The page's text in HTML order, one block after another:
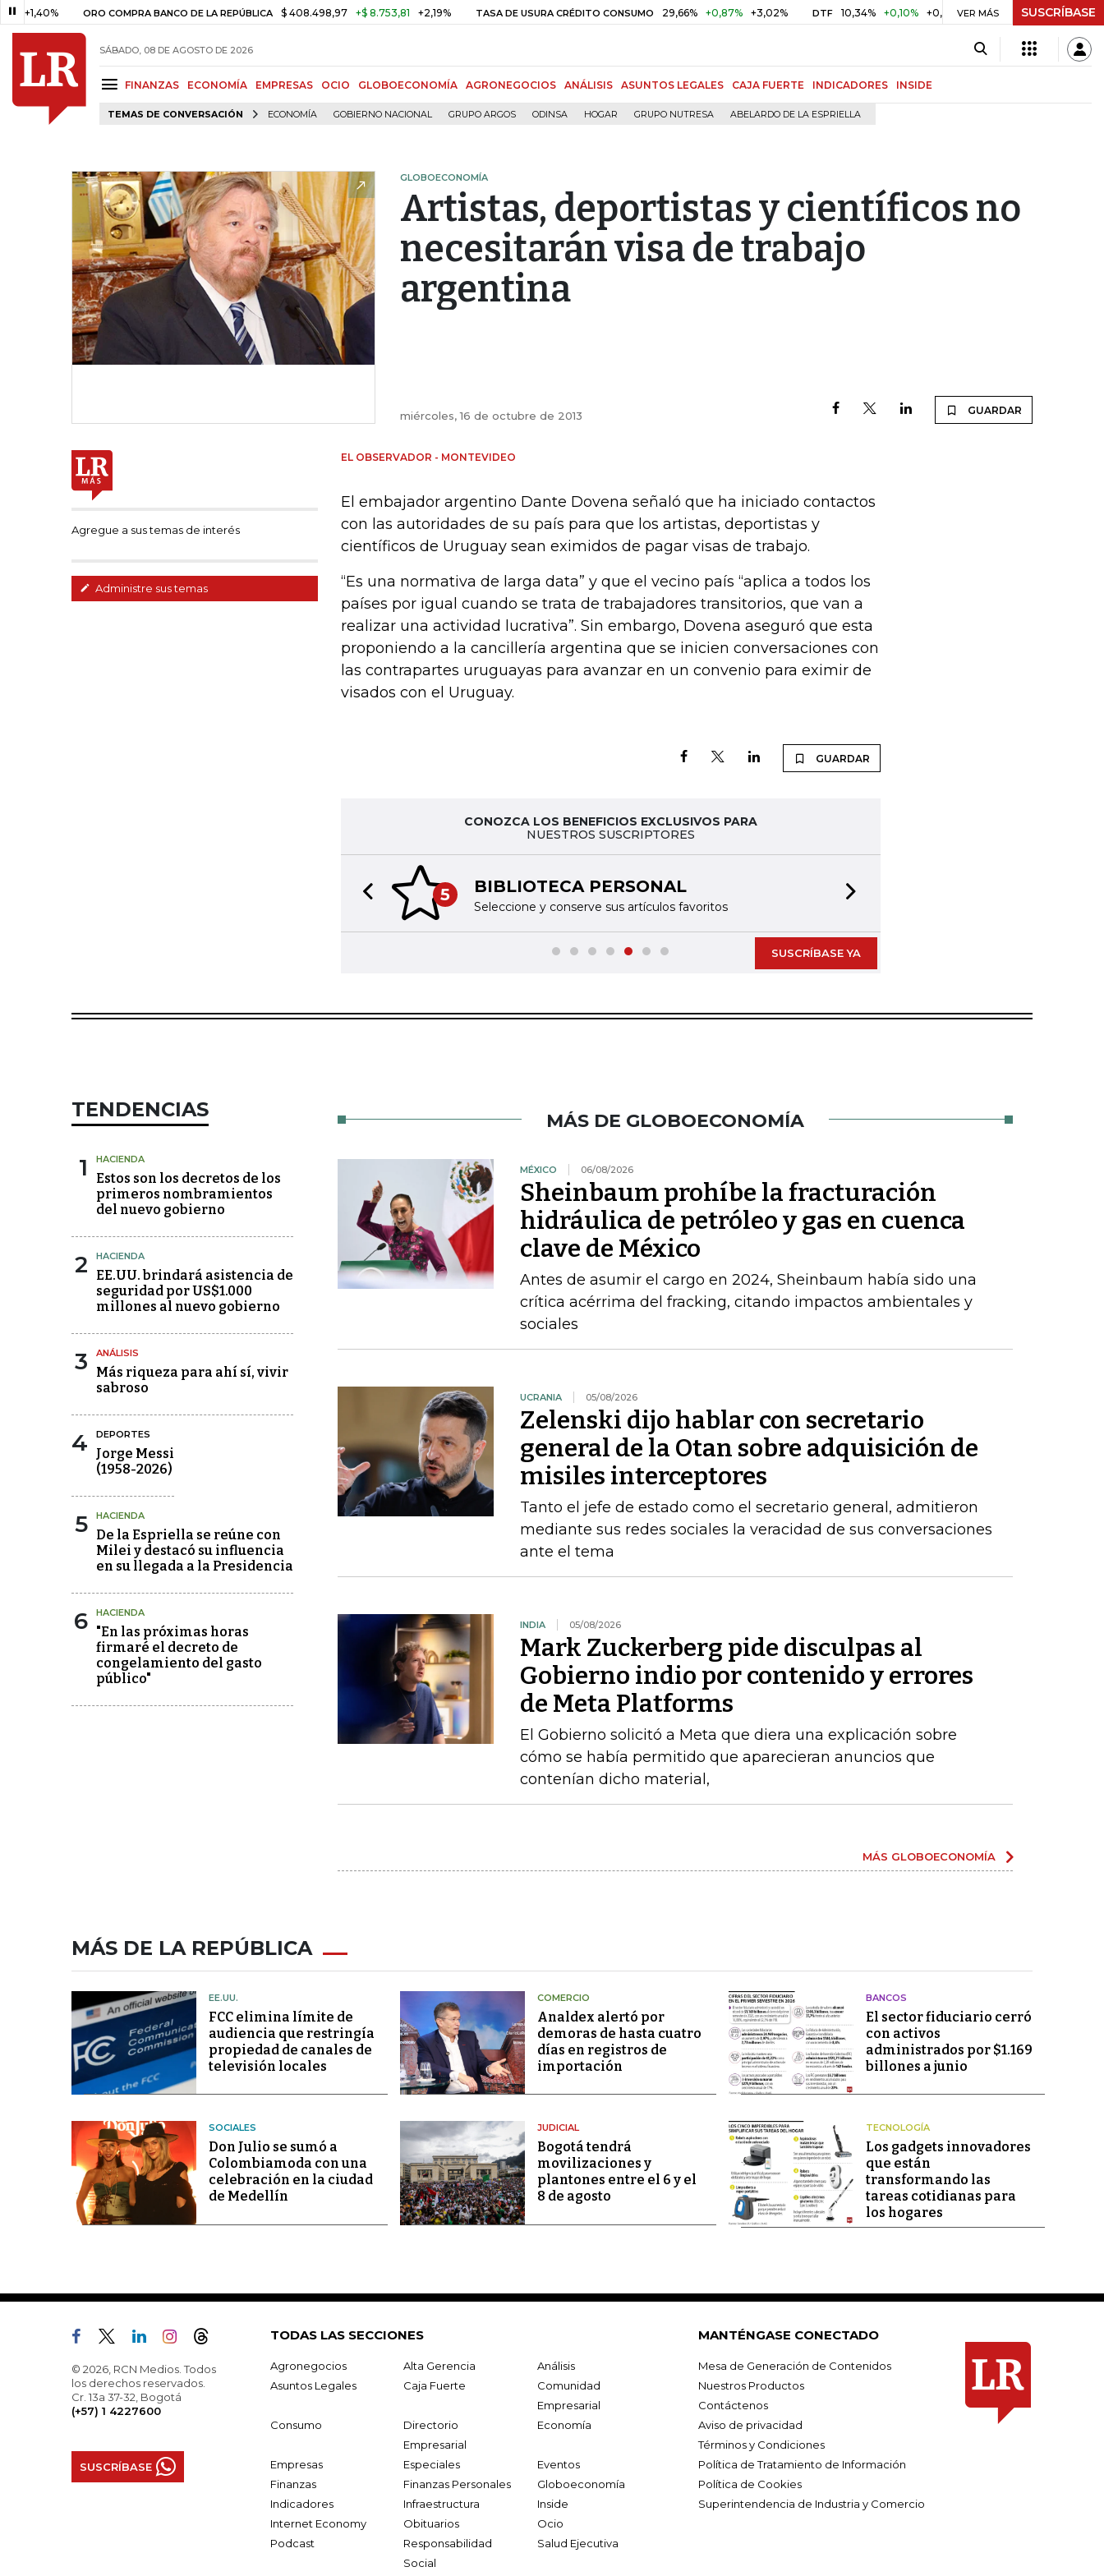
ORO COMPRA BANCO DE LA REPÚBLICA $ 408.498,97 +$ 8.753,81 +2,19% TASA DE USURA CRÉDITO CONSUMO 29,66% +0,87% +3,02% DTF 10,34% +0,10% +0,98% UVR $ 416,96 +$ 0,05
VER MÁS SUSCRÍBASE
SÁBADO, 08 DE AGOSTO DE 2026
FINANZAS ECONOMÍA EMPRESAS OCIO GLOBOECONOMÍA AGRONEGOCIOS ANÁLISIS ASUNTOS LEGALES CAJA FUERTE INDICADORES INSIDE
TEMAS DE CONVERSACIÓN ECONOMÍA GOBIERNO NACIONAL GRUPO ARGOS ODINSA HOGAR GRUPO NUTRESA ABELARDO DE LA ESPRIELLA
GLOBOECONOMÍA
Artistas, deportistas y científicos no
necesitarán visa de trabajo
argentina
miércoles, 16 de octubre de 2013 GUARDAR
Agregue a sus temas de interés
Administre sus temas
EL OBSERVADOR - MONTEVIDEO
El embajador argentino Dante Dovena señaló que ha iniciado contactos
con las autoridades de su país para que los artistas, deportistas y
científicos de Uruguay sean eximidos de pagar visas de trabajo.
“Es una normativa de larga data” y que el vecino país “aplica a todos los
países por igual cuando se trata de trabajadores transitorios, que van a
realizar una actividad lucrativa”. Sin embargo, Dovena aseguró que esta
proponiendo a la cancillería argentina que se inicien conversaciones con
las contrapartes uruguayas para avanzar en un convenio para eximir de
visados con el Uruguay.
GUARDAR
CONOZCA LOS BENEFICIOS EXCLUSIVOS PARA
NUESTROS SUSCRIPTORES
5 BIBLIOTECA PERSONAL
Seleccione y conserve sus artículos favoritos
Previous slide
SUSCRÍBASE YA
TENDENCIAS
1 HACIENDA
Estos son los decretos de los
primeros nombramientos
del nuevo gobierno
2 HACIENDA
EE.UU. brindará asistencia de
seguridad por US$1.000
millones al nuevo gobierno
3 ANÁLISIS
Más riqueza para ahí sí, vivir
sabroso
4 DEPORTES
Jorge Messi
(1958-2026)
5 HACIENDA
De la Espriella se reúne con
Milei y destacó su influencia
en su llegada a la Presidencia
6 HACIENDA
"En las próximas horas
firmaré el decreto de
congelamiento del gasto
público"
MÁS DE GLOBOECONOMÍA
MÉXICO 06/08/2026
Sheinbaum prohíbe la fracturación
hidráulica de petróleo y gas en cuenca
clave de México
Antes de asumir el cargo en 2024, Sheinbaum había sido una
crítica acérrima del fracking, citando impactos ambientales y
sociales
UCRANIA 05/08/2026
Zelenski dijo hablar con secretario
general de la Otan sobre adquisición de
misiles interceptores
Tanto el jefe de estado como el secretario general, admitieron
mediante sus redes sociales la veracidad de sus conversaciones
ante el tema
INDIA 05/08/2026
Mark Zuckerberg pide disculpas al
Gobierno indio por contenido y errores
de Meta Platforms
El Gobierno solicitó a Meta que diera una explicación sobre
cómo se había permitido que aparecieran anuncios que
contenían dicho material,
MÁS GLOBOECONOMÍA
MÁS DE LA REPÚBLICA
EE.UU.
FCC elimina límite de
audiencia que restringía
propiedad de canales de
televisión locales
COMERCIO
Analdex alertó por
demoras de hasta cuatro
días en registros de
importación
BANCOS
El sector fiduciario cerró
con activos
administrados por $1.169
billones a junio
SOCIALES
Don Julio se sumó a
Colombiamoda con una
celebración en la ciudad
de Medellín
JUDICIAL
Bogotá tendrá
movilizaciones y
plantones entre el 6 y el
8 de agosto
TECNOLOGÍA
Los gadgets innovadores
que están
transformando las
tareas cotidianas para
los hogares
© 2026, RCN Medios. Todos
los derechos reservados.
Cr. 13a 37-32, Bogotá
(+57) 1 4227600
SUSCRÍBASE
TODAS LAS SECCIONES
Agronegocios Alta Gerencia
Análisis
Asuntos Legales
Caja Fuerte
Comunidad
Empresarial
Consumo
Directorio
Empresarial
Economía
Empresas Especiales
Eventos
Finanzas
Finanzas Personales
Globoeconomía
Indicadores
Infraestructura
Inside
Internet Economy
Obituarios
Ocio
Podcast
Responsabilidad
Social
Salud Ejecutiva
MANTÉNGASE CONECTADO
Mesa de Generación de Contenidos
Nuestros Productos
Contáctenos
Aviso de privacidad
Términos y Condiciones
Política de Tratamiento de Información
Política de Cookies
Superintendencia de Industria y Comercio